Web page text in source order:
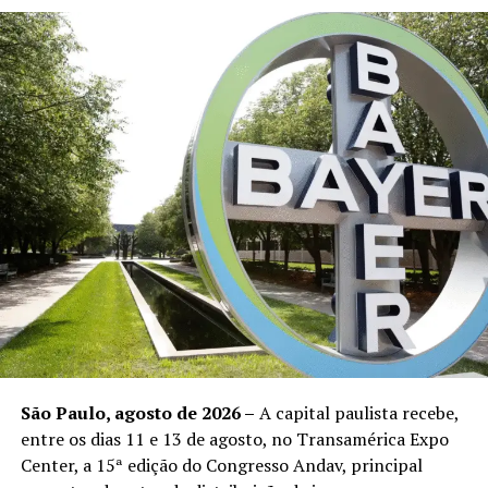
Municípios sob alerta em Mato
Grosso:
Alto Araguaia
Alto Taquari
Araputanga
Barão de Melgaço
Cáceres
Conquista D’Oeste
Curvelândia
Glória D’Oeste
Indiavaí
São Paulo, agosto de 2026 – A capital paulista recebe,
entre os dias 11 e 13 de agosto, no Transamérica Expo
Center, a 15ª edição do Congresso Andav, principal